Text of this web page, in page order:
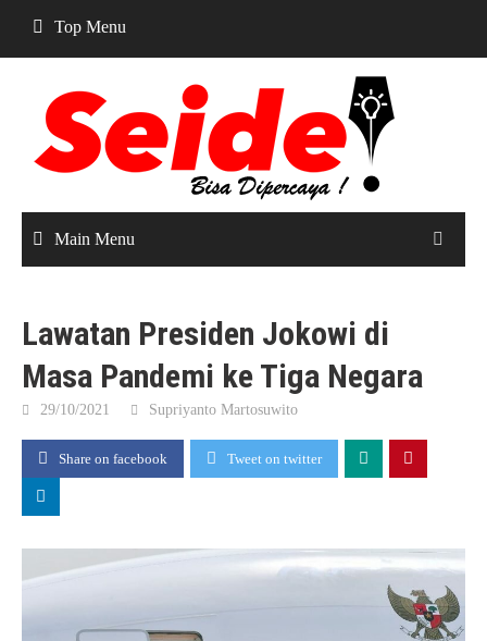
content
Top Menu
Main Menu
Lawatan Presiden Jokowi di
Masa Pandemi ke Tiga Negara
29/10/2021 Supriyanto Martosuwito
Share on facebook Tweet on twitter